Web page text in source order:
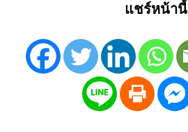
แชร์หน้านี้